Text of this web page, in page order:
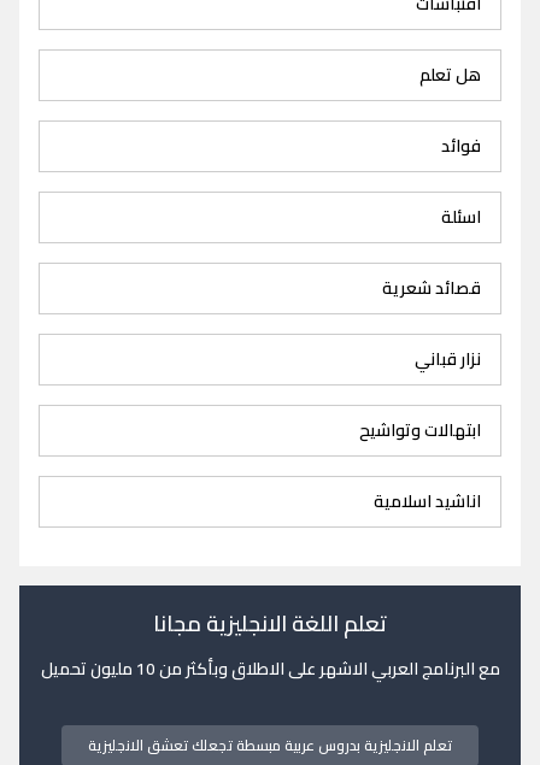
هل تعلم
فوائد
اسئلة
قصائد شعرية
نزار قباني
ابتهالات وتواشيح
اناشيد اسلامية
تعلم اللغة الانجليزية مجانا
مع البرنامج العربي الاشهر على الاطلاق وبأكثر من 10 مليون تحميل
تعلم الانجليزية بدروس عربية مبسطة تجعلك تعشق الانجليزية